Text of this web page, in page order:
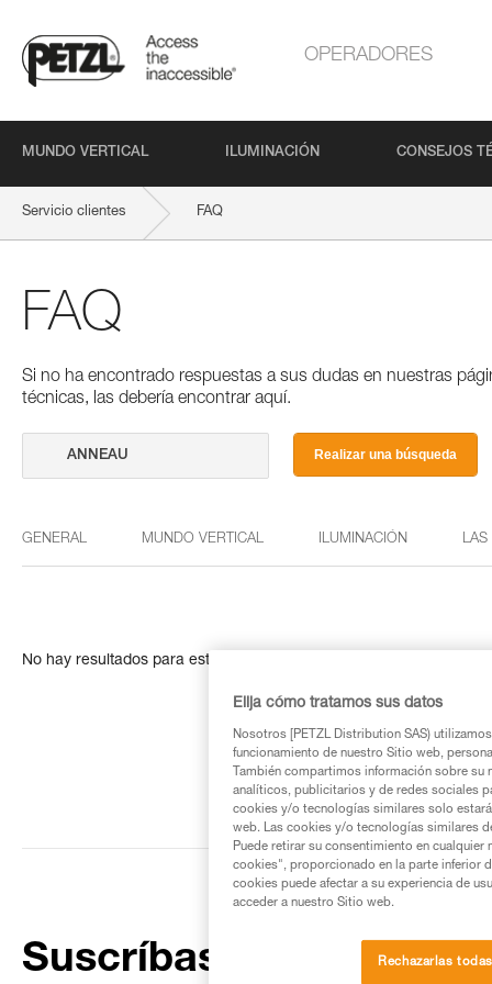
OPERADORES
MUNDO VERTICAL ILUMINACIÓN CONSEJOS
Servicio clientes FAQ
FAQ
Si no ha encontrado respuestas a sus dudas en nuestras
técnicas, las debería encontrar aquí.
Realizar una búsqueda
GENERAL MUNDO VERTICAL ILUMINACIÓN LAS
No hay resultados para esta búsqueda
Suscríbase al boletín
Elija cómo tratamos sus datos
Nosotros [PETZL Distribution SAS)
funcionamiento de nuestro Sitio web,
También compartimos información sobre
analíticos, publicitarios y de redes sociales
cookies y/o tecnologías similares solo
web. Las cookies y/o tecnologías similares
Puede retirar su consentimiento en
cookies", proporcionado en la parte inferior
cookies puede afectar a su experiencia de
acceder a nuestro Sitio web.
Rechazarlas